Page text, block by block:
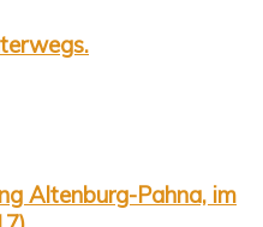
Altenburg-Pahna, im